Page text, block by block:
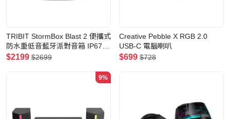
TRIBIT StormBox Blast 2 便攜式
防水重低音藍牙派對音箱 IP67 |
200W大功率 | RGB炫彩 | 超長續
$2199 $2699
Creative Pebble X RGB 2.0
USB-C 電腦喇叭
$699 $728
9%